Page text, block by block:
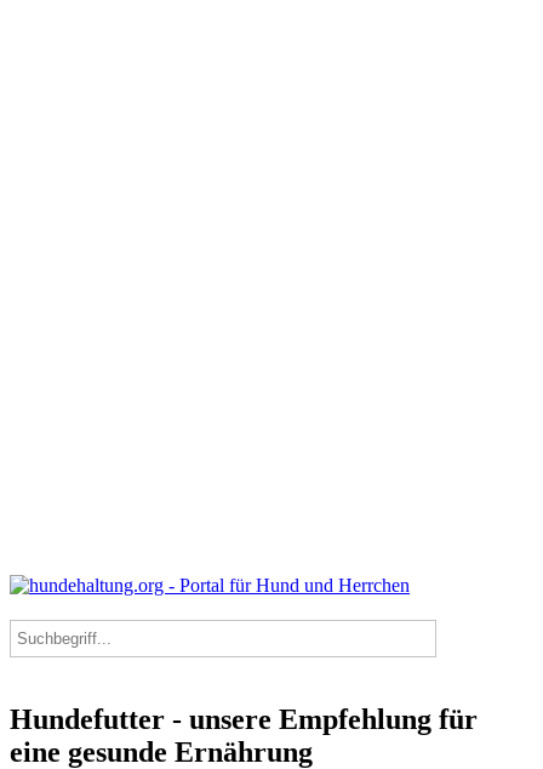
Hundefutter - unsere Empfehlung für
eine gesunde Ernährung